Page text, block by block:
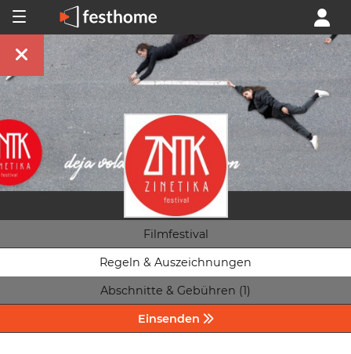
Filmfestival
Regeln & Auszeichnungen
Abschnitte & Gebühren (1)
Einsenden